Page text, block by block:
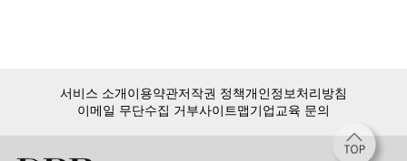
서비스 소개이용약관저작권 정책개인정보처리방침
이메일 무단수집 거부사이트맵기업교육 문의